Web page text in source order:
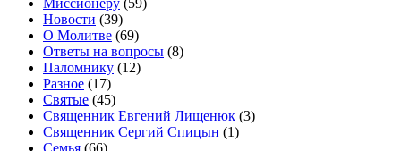
Новости (39)
О Молитве (69)
Ответы на вопросы (8)
Паломнику (12)
Разное (17)
Святые (45)
Священник Евгений Лищенюк (3)
Священник Сергий Спицын (1)
Семья (66)